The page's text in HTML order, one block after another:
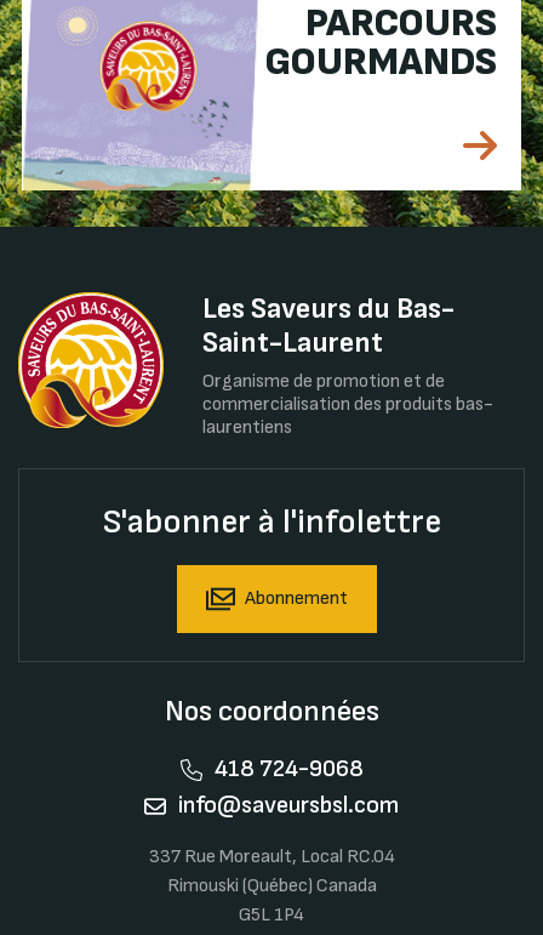
PARCOURS
GOURMANDS
Les Saveurs du Bas-
Saint-Laurent
Organisme de promotion et de
commercialisation des produits bas-
laurentiens
S'abonner à l'infolettre
Abonnement
Nos coordonnées
418 724-9068
info@saveursbsl.com
337 Rue Moreault, Local RC.04
Rimouski (Québec) Canada
G5L 1P4